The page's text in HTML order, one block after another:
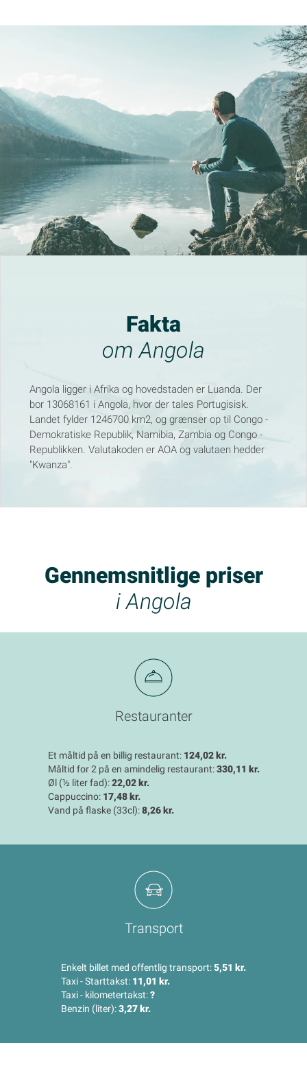
Fakta
om Angola
Angola ligger i Afrika og hovedstaden er Luanda. Der
bor 13068161 i Angola, hvor der tales Portugisisk.
Landet fylder 1246700 km2, og grænser op til Congo -
Demokratiske Republik, Namibia, Zambia og Congo -
Republikken. Valutakoden er AOA og valutaen hedder
"Kwanza".
Gennemsnitlige priser
i Angola
Restauranter
Et måltid på en billig restaurant: 124,02 kr.
Måltid for 2 på en amindelig restaurant:330,11 kr.
Øl (½ liter fad):22,02 kr.
Cappuccino: 17,48 kr.
Vand på flaske (33cl):8,26 kr.
Transport
Enkelt billet med offentlig transport:5,51 kr.
Taxi - Starttakst: 11,01 kr.
Taxi - kilometertakst:?
Benzin (liter):3,27 kr.